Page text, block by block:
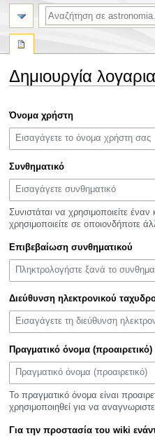
Δημιουργία
στην
πλοήγηση
στην
αναζήτηση
Όνομα χρήστη
Συνθηματικό
Συνιστάται να χρησιμοποιείτε
χρησιμοποιείτε σε οποιονδήποτε
Επιβεβαίωση συνθηματικού
Διεύθυνση ηλεκτρονικού
Πραγματικό όνομα (προαιρετικό)
Το πραγματικό όνομα είναι
χρησιμοποιηθεί για να
Για την προστασία του wiki
αναζήτηση